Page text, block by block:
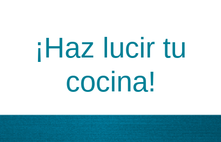
¡Haz lucir tu
cocina!